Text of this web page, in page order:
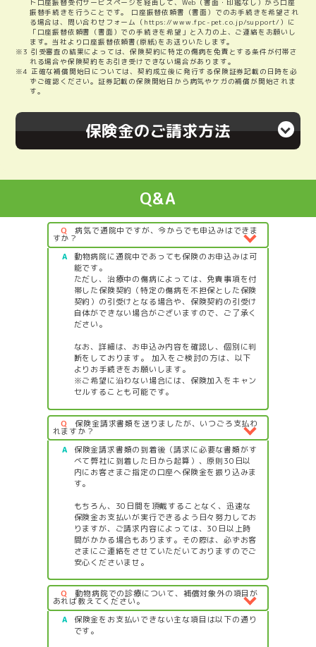
ト口座振替受付サービスページを経由して、Web（書面・印鑑なし）から口座
振替手続きを行うことです。 口座振替依頼書（書面）でのお手続きを希望され
る場合は、問い合わせフォーム（https://www.fpc-pet.co.jp/support/）に
「口座振替依頼書（書面）での手続きを希望」と入力の上、ご連絡をお願いし
ます。当社より口座振替依頼書(原紙)をお送りいたします。
※3 引受審査の結果によっては、保険契約に特定の傷病を免責とする条件が付帯さ
れる場合や保険契約をお引き受けできない場合があります。
※4 正確な補償開始日については、契約成立後に発行する保険証券記載の日時を必
ずご確認ください。証券記載の保険開始日から病気やケガの補償が開始されま
す。
保険金のご請求方法
Q&A
Q 病気で通院中ですが、今からでも申込みはできま
すか？
A
動物病院に通院中であっても保険のお申込みは可
能です。
ただし、治療中の傷病によっては、免責事項を付
帯した保険契約（特定の傷病を不担保とした保険
契約）の引受けとなる場合や、保険契約の引受け
自体ができない場合がございますので、ご了承く
ださい。
なお、詳細は、お申込み内容を確認し、個別に判
断をしております。 加入をご検討の方は、以下
よりお手続きをお願いします。
※ご希望に沿わない場合には、保険加入をキャン
セルすることも可能です。
Q 保険金請求書類を送りましたが、いつごろ支払わ
れますか？
A
保険金請求書類の到着後（請求に必要な書類がす
べて弊社に到着した日から起算）、原則30日以
内にお客さまご指定の口座へ保険金を振り込みま
す。
もちろん、30日間を頂戴することなく、迅速な
保険金お支払いが実行できるよう日々努力してお
りますが、ご請求内容によっては、30日以上時
間がかかる場合もあります。その際は、必ずお客
さまにご連絡をさせていただいておりますのでご
安心くださいませ。
Q 動物病院での診療について、補償対象外の項目が
あれば教えてください。
A
保険金をお支払いできない主な項目は以下の通り
です。